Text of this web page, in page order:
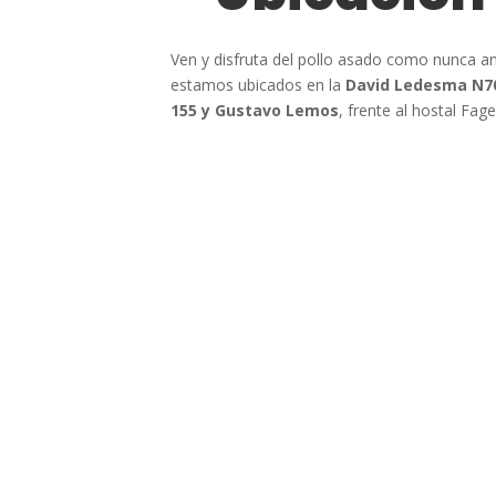
Ven y disfruta del pollo asado como nunca
estamos ubicados en la David Ledesma
155 y Gustavo Lemos, frente al hostal